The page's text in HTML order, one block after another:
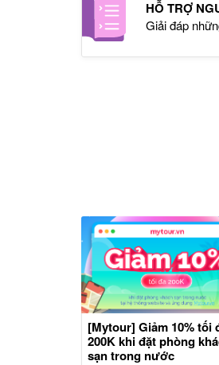
HỖ TRỢ
Giải đáp
[Mytour] Giảm 10% tối
200K khi đặt phòng
sạn trong nước